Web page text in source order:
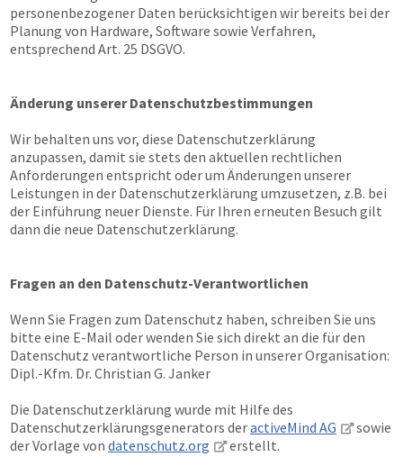
personenbezogener Daten berücksichtigen wir bereits bei der
Planung von Hardware, Software sowie Verfahren,
entsprechend Art. 25 DSGVO.
Änderung unserer Datenschutzbestimmungen
Wir behalten uns vor, diese Datenschutzerklärung
anzupassen, damit sie stets den aktuellen rechtlichen
Anforderungen entspricht oder um Änderungen unserer
Leistungen in der Datenschutzerklärung umzusetzen, z.B. bei
der Einführung neuer Dienste. Für Ihren erneuten Besuch gilt
dann die neue Datenschutzerklärung.
Fragen an den Datenschutz-Verantwortlichen
Wenn Sie Fragen zum Datenschutz haben, schreiben Sie uns
bitte eine E-Mail oder wenden Sie sich direkt an die für den
Datenschutz verantwortliche Person in unserer Organisation:
Dipl.-Kfm. Dr. Christian G. Janker
Die Datenschutzerklärung wurde mit Hilfe des
Datenschutzerklärungsgenerators deractiveMind AG
sowie
der Vorlage von datenschutz.org erstellt.